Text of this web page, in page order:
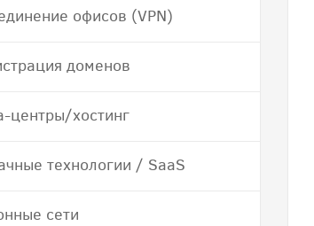
офисов (VPN)
доменов
центры/хостинг
технологии / SaaS
сети